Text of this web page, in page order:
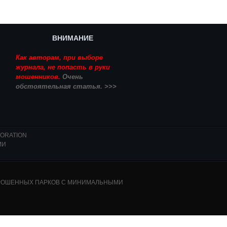
ВНИМАНИЕ
Как авторам, при выборе
журнала, не попасть в руки
мошенников. Очень
обстоятельная статья. >>>
ЗАБРОШЕННЫХ ПАРКОВ С МИНИМАЛЬНЫМИ